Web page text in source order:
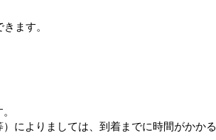
ます。
によりましては、到着までに時間がかかる